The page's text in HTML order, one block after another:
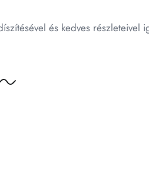
és kedves